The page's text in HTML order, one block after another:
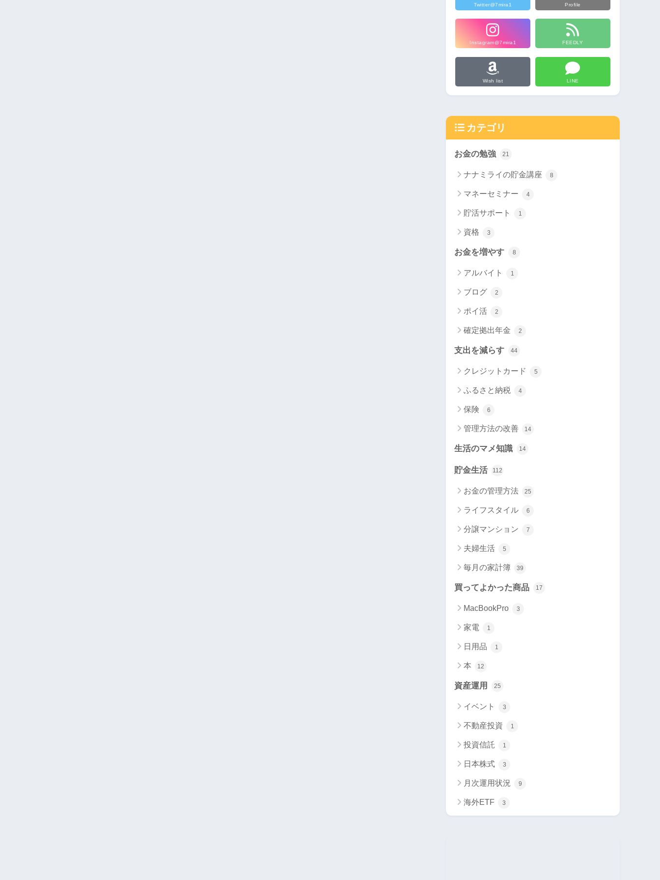
Twitter@7mira1 Profile
Instagram@7mira1 FEEDLY
Wish list LINE
カテゴリ
お金の勉強 21
ナナミライの貯金講座 8
マネーセミナー 4
貯活サポート 1
資格 3
お金を増やす 8
アルバイト 1
ブログ 2
ポイ活 2
確定拠出年金 2
支出を減らす 44
クレジットカード 5
ふるさと納税 4
保険 6
管理方法の改善 14
生活のマメ知識 14
貯金生活 112
お金の管理方法 25
ライフスタイル 6
分譲マンション 7
夫婦生活 5
毎月の家計簿 39
買ってよかった商品 17
MacBookPro 3
家電 1
日用品 1
本 12
資産運用 25
イベント 3
不動産投資 1
投資信託 1
日本株式 3
月次運用状況 9
海外ETF 3